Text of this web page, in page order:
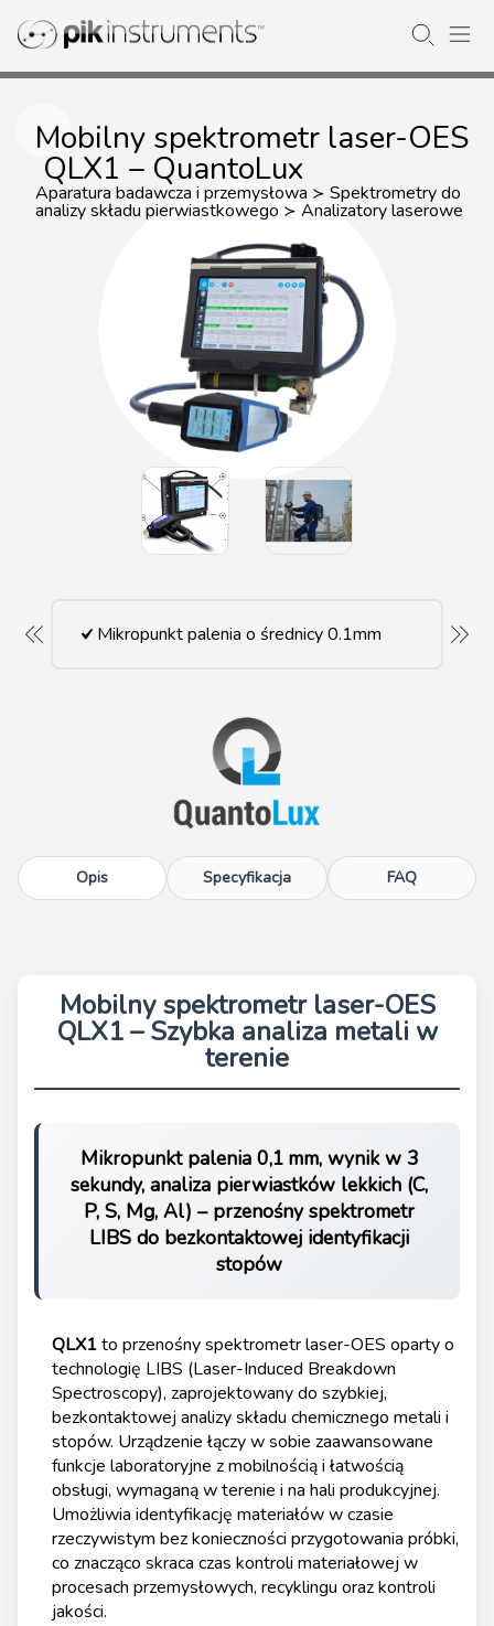
Mobilny spektrometr laser-OES
QLX1 – QuantoLux
Aparatura badawcza i przemysłowa ≻ Spektrometry do
analizy składu pierwiastkowego ≻ Analizatory laserowe
Mikropunkt palenia o średnicy 0.1mm
Opis Specyfikacja FAQ
Mobilny spektrometr laser-OES
QLX1 – Szybka analiza metali w
terenie
Mikropunkt palenia 0,1 mm, wynik w 3
sekundy, analiza pierwiastków lekkich (C,
P, S, Mg, Al) – przenośny spektrometr
LIBS do bezkontaktowej identyfikacji
stopów
QLX1to przenośny spektrometr laser-OES oparty o
technologię LIBS (Laser-Induced Breakdown
Spectroscopy), zaprojektowany do szybkiej,
bezkontaktowej analizy składu chemicznego metali i
stopów. Urządzenie łączy w sobie zaawansowane
funkcje laboratoryjne z mobilnością i łatwością
obsługi, wymaganą w terenie i na hali produkcyjnej.
Umożliwia identyfikację materiałów w czasie
rzeczywistym bez konieczności przygotowania próbki,
co znacząco skraca czas kontroli materiałowej w
procesach przemysłowych, recyklingu oraz kontroli
jakości.